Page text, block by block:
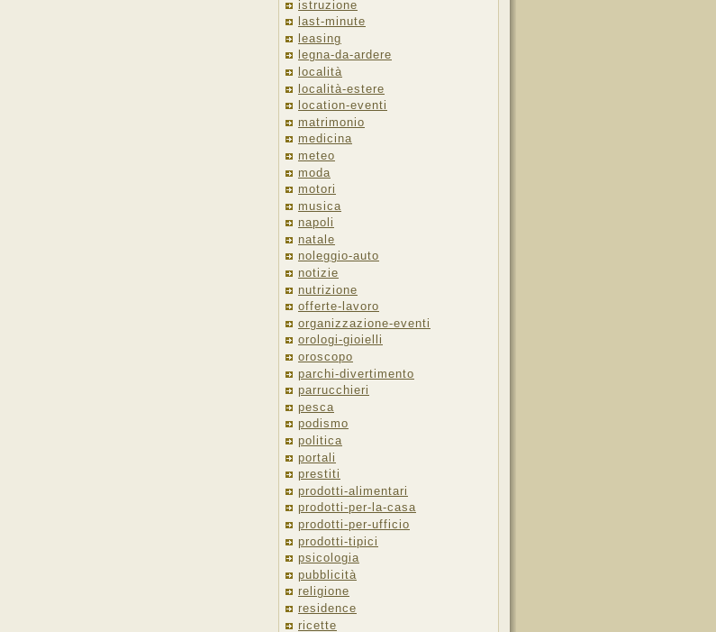
istruzione
last-minute
leasing
legna-da-ardere
località
località-estere
location-eventi
matrimonio
medicina
meteo
moda
motori
musica
napoli
natale
noleggio-auto
notizie
nutrizione
offerte-lavoro
organizzazione-eventi
orologi-gioielli
oroscopo
parchi-divertimento
parrucchieri
pesca
podismo
politica
portali
prestiti
prodotti-alimentari
prodotti-per-la-casa
prodotti-per-ufficio
prodotti-tipici
psicologia
pubblicità
religione
residence
ricette